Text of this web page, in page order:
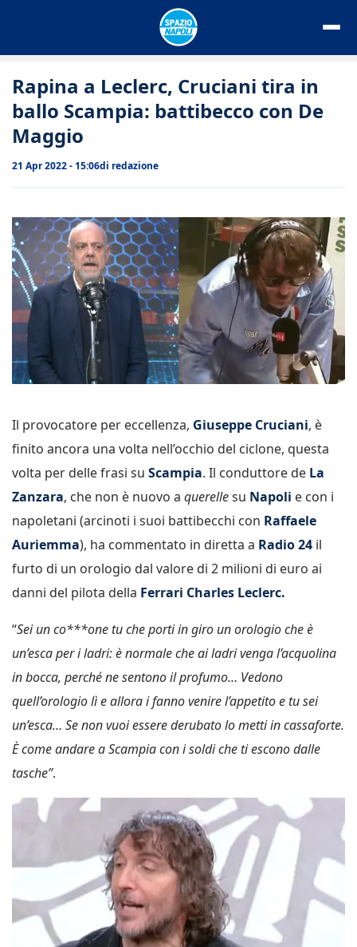
Rapina a Leclerc, Cruciani tira in
ballo Scampia: battibecco con De
Maggio
21 Apr 2022 - 15:06di redazione
Il provocatore per eccellenza, Giuseppe Cruciani, è
finito ancora una volta nell’occhio del ciclone, questa
volta per delle frasi su Scampia. Il conduttore de La
Zanzara, che non è nuovo a querellesu Napoli e con i
napoletani (arcinoti i suoi battibecchi con Raffaele
Auriemma), ha commentato in diretta a Radio 24 il
furto di un orologio dal valore di 2 milioni di euro ai
danni del pilota della Ferrari Charles Leclerc.
“Sei un co***one tu che porti in giro un orologio che è
un’esca per i ladri: è normale che ai ladri venga l’acquolina
in bocca, perché ne sentono il profumo… Vedono
quell’orologio lì e allora i fanno venire l’appetito e tu sei
un’esca… Se non vuoi essere derubato lo metti in cassaforte.
È come andare a Scampia con i soldi che ti escono dalle
tasche”.